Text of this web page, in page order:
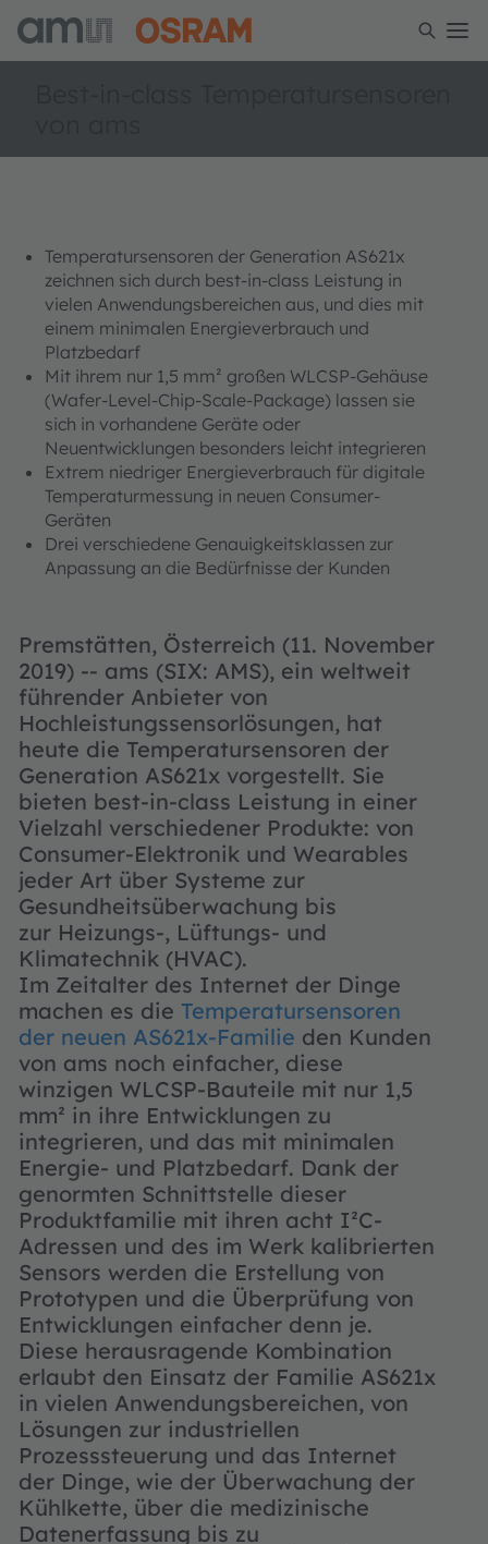
Temperatursensoren der Generation AS621x
zeichnen sich durch best-in-class Leistung in
vielen Anwendungsbereichen aus, und dies mit
einem minimalen Energieverbrauch und
Platzbedarf
Mit ihrem nur 1,5 mm² großen WLCSP-Gehäuse
(Wafer-Level-Chip-Scale-Package) lassen sie
sich in vorhandene Geräte oder
Neuentwicklungen besonders leicht integrieren
Extrem niedriger Energieverbrauch für digitale
Temperaturmessung in neuen Consumer-
Geräten
Drei verschiedene Genauigkeitsklassen zur
Anpassung an die Bedürfnisse der Kunden
Premstätten, Österreich (11. November
2019) -- ams (SIX: AMS), ein weltweit
führender Anbieter von
Hochleistungssensorlösungen, hat
heute die Temperatursensoren der
Generation AS621x vorgestellt. Sie
bieten best-in-class Leistung in einer
Vielzahl verschiedener Produkte: von
Consumer-Elektronik und Wearables
jeder Art über Systeme zur
Gesundheitsüberwachung bis
zur Heizungs-, Lüftungs- und
Klimatechnik (HVAC).
Im Zeitalter des Internet der Dinge
machen es die Temperatursensoren
der neuen AS621x-Familie den Kunden
von ams noch einfacher, diese
winzigen WLCSP-Bauteile mit nur 1,5
mm² in ihre Entwicklungen zu
integrieren, und das mit minimalen
Energie- und Platzbedarf. Dank der
genormten Schnittstelle dieser
Produktfamilie mit ihren acht I²C-
Adressen und des im Werk kalibrierten
Sensors werden die Erstellung von
Prototypen und die Überprüfung von
Entwicklungen einfacher denn je.
Diese herausragende Kombination
erlaubt den Einsatz der Familie AS621x
in vielen Anwendungsbereichen, von
Lösungen zur industriellen
Prozesssteuerung und das Internet
der Dinge, wie der Überwachung der
Kühlkette, über die medizinische
Datenerfassung bis zu